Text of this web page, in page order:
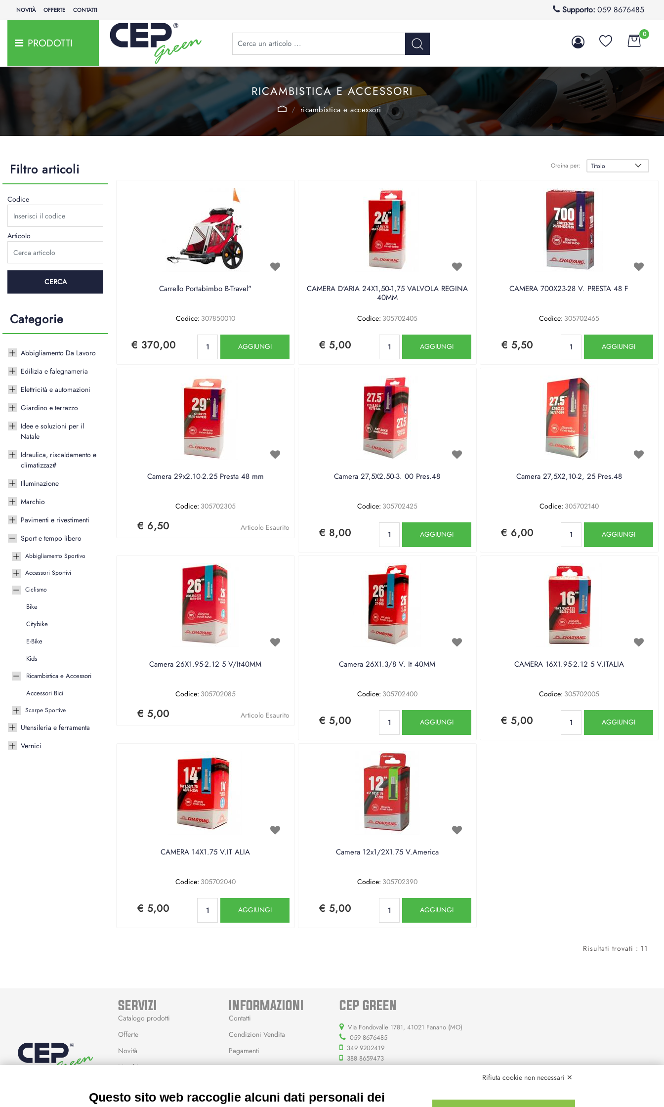
NOVITÀ OFFERTE CONTATTI Supporto: 059 8676485
PRODOTTI
0
RICAMBISTICA E ACCESSORI
ricambistica e accessori
Filtro articoli
Codice
Articolo
Categorie
Abbigliamento Da Lavoro
Edilizia e falegnameria
Elettricità e automazioni
Giardino e terrazzo
Idee e soluzioni per il
Natale
Idraulica, riscaldamento e
climatizzaz#
Illuminazione
Marchio
Pavimenti e rivestimenti
Sport e tempo libero
Abbigliamento Sportivo
Accessori Sportivi
Ciclismo
Bike
Citybike
E-Bike
Kids
Ricambistica e Accessori
Accessori Bici
Scarpe Sportive
Utensileria e ferramenta
Vernici
Ordina per:
Carrello Portabimbo B-Travel"
Codice: 307850010
€ 370,00 AGGIUNGI
CAMERA D'ARIA 24X1,50-1,75 VALVOLA REGINA
40MM
Codice: 305702405
€ 5,00 AGGIUNGI
CAMERA 700X23-28 V. PRESTA 48 F
Codice: 305702465
€ 5,50 AGGIUNGI
Camera 29x2.10-2.25 Presta 48 mm
Codice: 305702305
€ 6,50 Articolo Esaurito
Camera 27,5X2.50-3. 00 Pres.48
Codice: 305702425
€ 8,00 AGGIUNGI
Camera 27,5X2,10-2, 25 Pres.48
Codice: 305702140
€ 6,00 AGGIUNGI
Camera 26X1.95-2.12 5 V/It40MM
Codice: 305702085
€ 5,00 Articolo Esaurito
Camera 26X1.3/8 V. It 40MM
Codice: 305702400
€ 5,00 AGGIUNGI
CAMERA 16X1.95-2.12 5 V.ITALIA
Codice: 305702005
€ 5,00 AGGIUNGI
CAMERA 14X1.75 V.IT ALIA
Codice: 305702040
€ 5,00 AGGIUNGI
Camera 12x1/2X1.75 V.America
Codice: 305702390
€ 5,00 AGGIUNGI
Risultati trovati : 11
SERVIZI
Catalogo prodotti
Offerte
Novità
Marchi
Wishlist
INFORMAZIONI
Contatti
Condizioni Vendita
Pagamenti
CEP GREEN
Via Fondovalle 1781, 41021 Fanano (MO)
059 8676485
349 9202419
388 8659473
Orario
Dal lunedì al venerdì
Rifiuta cookie non necessari ✕
Questo sito web raccoglie alcuni dati personali dei